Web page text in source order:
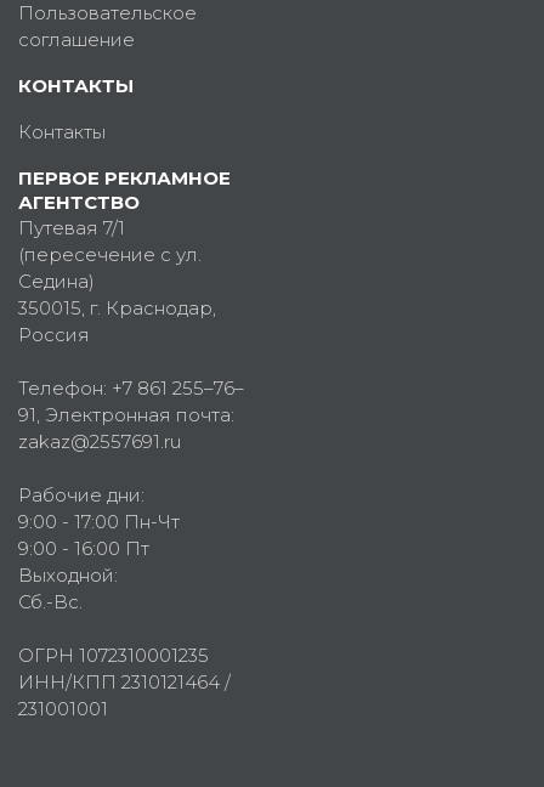
Пользовательское
соглашение
КОНТАКТЫ
Контакты
ПЕРВОЕ РЕКЛАМНОЕ
АГЕНТСТВО
Путевая 7/1
(пересечение с ул.
Седина)
350015, г. Краснодар,
Россия
Телефон: +7 861 255–76–
91, Электронная почта:
zakaz@2557691.ru
Рабочие дни:
9:00 - 17:00 Пн-Чт
9:00 - 16:00 Пт
Выходной:
Сб.-Вс.
ОГРН 1072310001235
ИНН/КПП 2310121464 /
231001001